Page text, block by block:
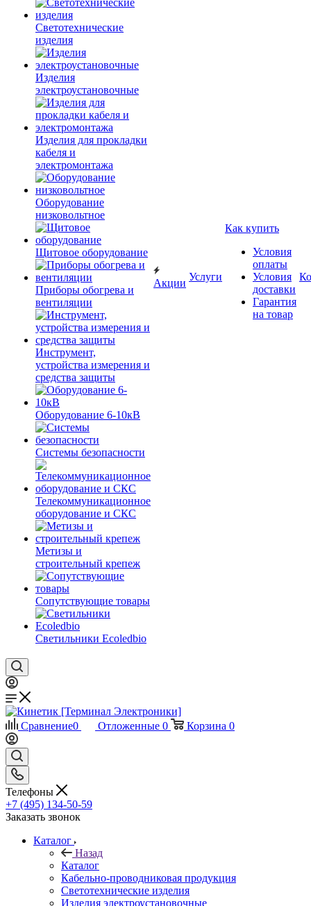
Светотехнические
изделия
Изделия
электроустановочные
Изделия для прокладки
кабеля и
электромонтажа
Оборудование
низковольтное
Щитовое оборудование
Приборы обогрева и
вентиляции
Инструмент,
устройства измерения и
средства защиты
Оборудование 6-10кВ
Системы безопасности
Телекоммуникационное
оборудование и СКС
Метизы и
строительный крепеж
Сопутствующие товары
Светильники Ecoledbio
Акции
Услуги
Как купить
Условия
оплаты
Условия
доставки
Гарантия
на товар
Сравнение0 Отложенные 0 Корзина 0
Телефоны
+7 (495) 134-50-59
Заказать звонок
Каталог
Назад
Каталог
Кабельно-проводниковая продукция
Светотехнические изделия
Изделия электроустановочные